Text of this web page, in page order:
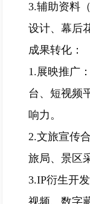
3.辅助资料
设计、幕后
成果转化：
1.展映推广
台、短视频
响力。
2.文旅宣传
旅局、景区
3.IP衍生开
视频、数字